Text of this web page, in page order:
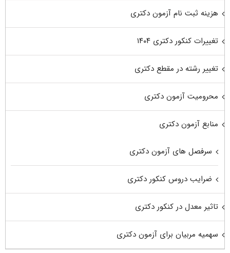
هزینه ثبت نام آزمون دکتری
تغییرات کنکور دکتری ۱۴۰۴
تغییر رشته در مقطع دکتری
محرومیت آزمون دکتری
منابع آزمون دکتری
سرفصل های آزمون دکتری
ضرایب دروس کنکور دکتری
تاثیر معدل در کنکور دکتری
سهمیه مربیان برای آزمون دکتری